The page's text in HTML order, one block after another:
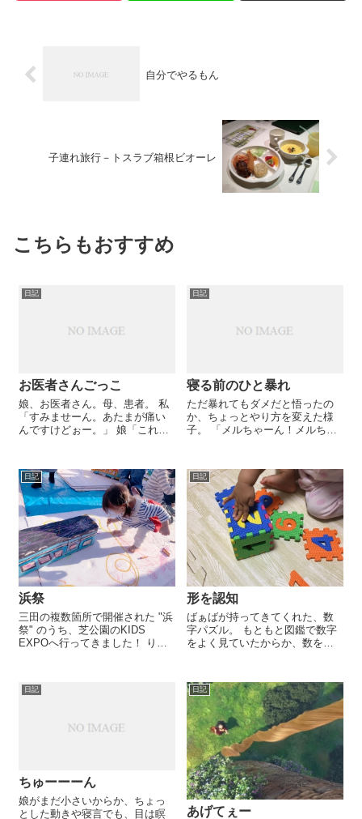
自分でやるもん
子連れ旅行－トスラブ箱根ビオーレ
こちらもおすすめ
日記
お医者さんごっこ
娘、お医者さん。母、患者。 私
「すみませーん。あたまが痛い
んですけどぉー。」 娘「これを
ですけどぉー。」 娘「そうです
かー。 あたまがいたいのはどう
し...
日記
寝る前のひと暴れ
ただ暴れてもダメだと悟ったの
か、ちょっとやり方を変えた様
子。 「メルちゃーん！メルちゃ
新しいお茶！」「メロンパンナ
ちゃんのケータイ、ないね
ー？」 どうすれば、起きていら
れ...
日記
浜祭
三田の複数箇所で開催された "浜
祭" のうち、芝公園のKIDS
EXPOへ行ってきました！ りん
ネルと写真撮ってシール貰い、
日記
形を認知
ばぁばが持ってきてくれた、数
字パズル。 もともと図鑑で数字
をよく見ていたからか、数を読
れ、どの形かなー？」 と、型抜
きされた部分を見せたところ、
該...
日記
ちゅーーーん
娘がまだ小さいからか、ちょっ
とした動きや寝言でも、目は瞑
日記
あげてぇー